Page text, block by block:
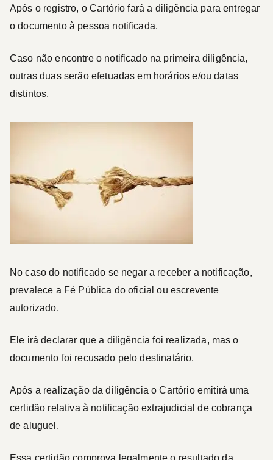
Após o registro, o Cartório fará a diligência para entregar
o documento à pessoa notificada.
Caso não encontre o notificado na primeira diligência,
outras duas serão efetuadas em horários e/ou datas
distintos.
No caso do notificado se negar a receber a notificação,
prevalece a Fé Pública do oficial ou escrevente
autorizado.
Ele irá declarar que a diligência foi realizada, mas o
documento foi recusado pelo destinatário.
Após a realização da diligência o Cartório emitirá uma
certidão relativa à notificação extrajudicial de cobrança
de aluguel.
Essa certidão comprova legalmente o resultado da